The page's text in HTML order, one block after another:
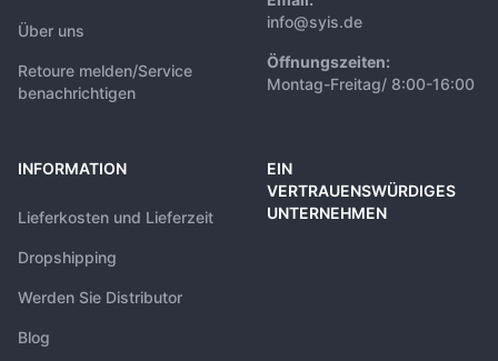
Über uns
Retoure melden/Service
benachrichtigen
info@syis.de
Öffnungszeiten:
Montag-Freitag/ 8:00-16:00
INFORMATION
Lieferkosten und Lieferzeit
Dropshipping
Werden Sie Distributor
Blog
EIN
VERTRAUENSWÜRDIGES
UNTERNEHMEN